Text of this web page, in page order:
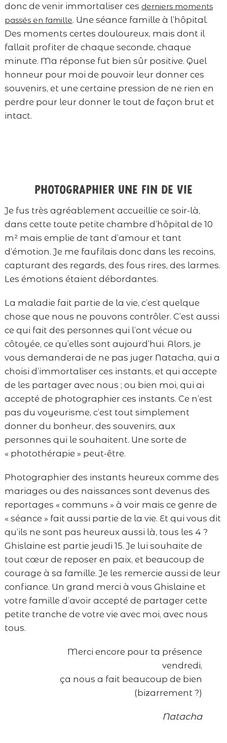
donc de venir immortaliser ces derniers moments
passés en famille. Une séance famille à l’hôpital.
Des moments certes douloureux, mais dont il
fallait profiter de chaque seconde, chaque
minute. Ma réponse fut bien sûr positive. Quel
honneur pour moi de pouvoir leur donner ces
souvenirs, et une certaine pression de ne rien en
perdre pour leur donner le tout de façon brut et
intact.
Photographier une fin de vie
Je fus très agréablement accueillie ce soir-là,
dans cette toute petite chambre d’hôpital de 10
m² mais emplie de tant d’amour et tant
d’émotion. Je me faufilais donc dans les recoins,
capturant des regards, des fous rires, des larmes.
Les émotions étaient débordantes.
La maladie fait partie de la vie, c’est quelque
chose que nous ne pouvons contrôler. C’est aussi
ce qui fait des personnes qui l’ont vécue ou
côtoyée, ce qu’elles sont aujourd’hui. Alors, je
vous demanderai de ne pas juger Natacha, qui a
choisi d’immortaliser ces instants, et qui accepte
de les partager avec nous ; ou bien moi, qui ai
accepté de photographier ces instants. Ce n’est
pas du voyeurisme, c’est tout simplement
donner du bonheur, des souvenirs, aux
personnes qui le souhaitent. Une sorte de
« photothérapie » peut-être.
Photographier des instants heureux comme des
mariages ou des naissances sont devenus des
reportages « communs » à voir mais ce genre de
« séance » fait aussi partie de la vie. Et qui vous dit
qu’ils ne sont pas heureux aussi là, tous les 4 ?
Ghislaine est partie jeudi 15. Je lui souhaite de
tout cœur de reposer en paix, et beaucoup de
courage à sa famille. Je les remercie aussi de leur
confiance. Un grand merci à vous Ghislaine et
votre famille d’avoir accepté de partager cette
petite tranche de votre vie avec moi, avec nous
tous.
Merci encore pour ta présence
vendredi,
ça nous a fait beaucoup de bien
(bizarrement ?)
Natacha